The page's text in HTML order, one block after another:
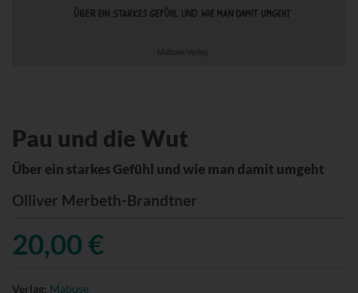
Pau und die Wut
Über ein starkes Gefühl und wie man damit umgeht
Olliver Merbeth-Brandtner
20,00 €
Verlag: Mabuse